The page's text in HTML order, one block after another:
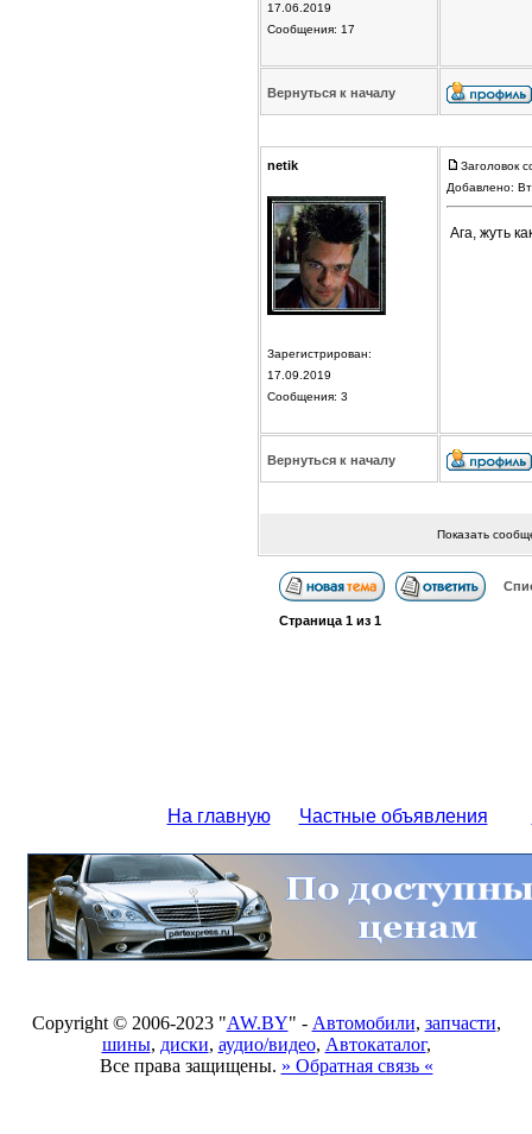
17.06.2019
Сообщения: 17
Вернуться к началу
netik
Зарегистрирован:
17.09.2019
Сообщения: 3
Заголовок
Добавлено:
Ага, жуть
Вернуться к началу
Показать
Страница 1из 1
На главную Частные объявления
Copyright © 2006-2023 "AW.BY" - Автомобили, запчасти,
шины, диски, аудио/видео, Автокаталог,
Все права защищены. » Обратная связь «